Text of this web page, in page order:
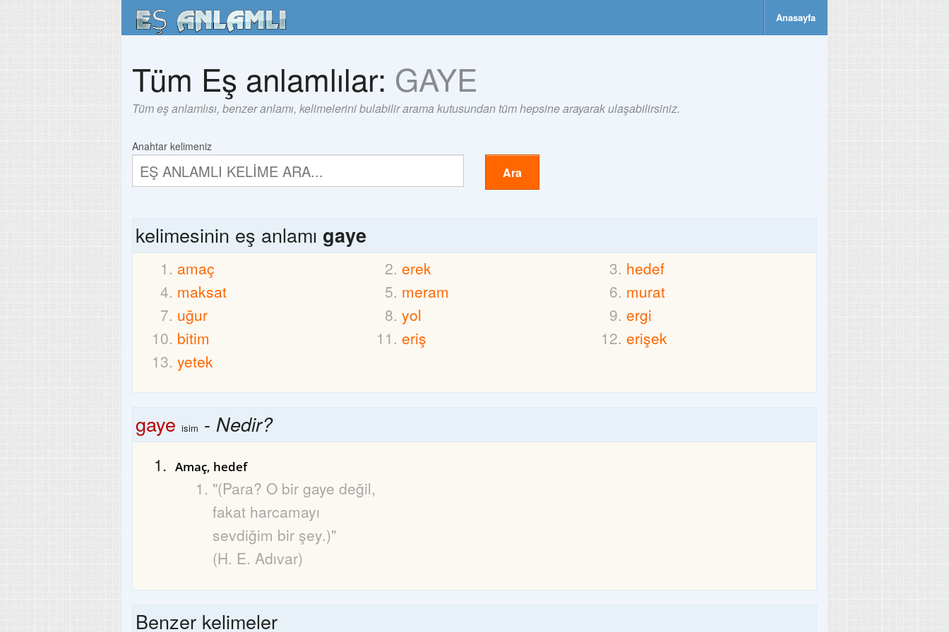
Anasayfa
Tüm Eş anlamlılar: GAYE
Tüm eş anlamlısı, benzer anlamı, kelimelerini bulabilir arama kutusundan tüm hepsine arayarak ulaşabilirsiniz.
Anahtar kelimeniz
Ara
kelimesinin eş anlamı gaye
amaç erek
hedef
maksat
meram
murat
uğur
yol
ergi
bitim
eriş
erişek
yetek
gaye isim - Nedir?
Amaç, hedef
"(Para? O bir gaye değil,
fakat harcamayı
sevdiğim bir şey.)"
(H. E. Adıvar)
Benzer kelimeler